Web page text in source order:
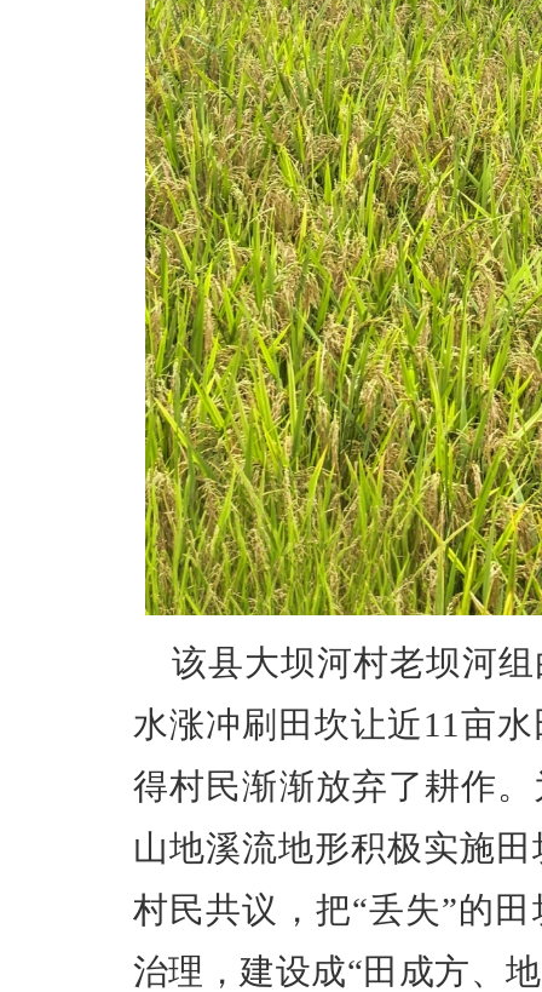
该县大坝河村老坝河
水涨冲刷田坎让近11亩
得村民渐渐放弃了耕作
山地溪流地形积极实施
村民共议，把“丢失”的
治理，建设成“田成方、